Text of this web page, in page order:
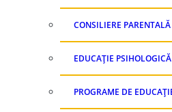
CONSILIERE PARENTALĂ
EDUCAȚIE
PROGRAME DE